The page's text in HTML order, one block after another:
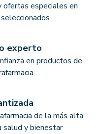
ofertas especiales en
experto
en productos de
de la más alta
salud y bienestar